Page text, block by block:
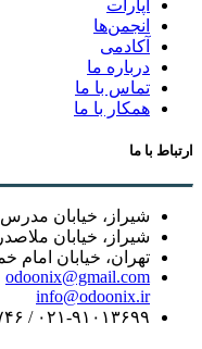
آپارات
انجمن‌ها
آکادمی
درباره ما
تماس با ما
همکار با ما
ارتباط با ما
شیراز، خیابان
شیراز، خیابان
تهران، خیابان امام
odoonix@gmail.com
info@odoonix.ir
۰۲۱-۹۱۰۱۳۶۹۹ / ۰۹۹۶۱۲۳۹۷۴۶ / ۰۹۱۰۱۹۸۱۷۱۳-۱۴